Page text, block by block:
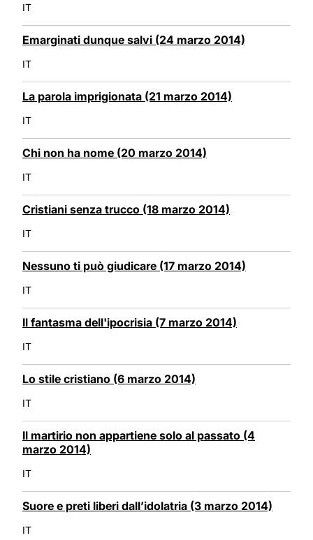
IT
Emarginati dunque salvi (24 marzo 2014)
IT
La parola imprigionata (21 marzo 2014)
IT
Chi non ha nome (20 marzo 2014)
IT
Cristiani senza trucco (18 marzo 2014)
IT
Nessuno ti può giudicare (17 marzo 2014)
IT
Il fantasma dell'ipocrisia (7 marzo 2014)
IT
Lo stile cristiano (6 marzo 2014)
IT
Il martirio non appartiene solo al passato (4
marzo 2014)
IT
Suore e preti liberi dall’idolatria (3 marzo 2014)
IT